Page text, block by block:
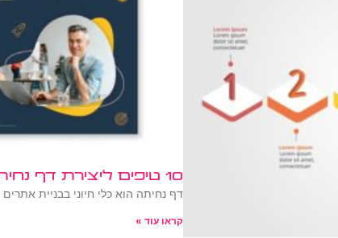
10 טיפים ליצירת דף נחיתה שממיר
דף נחיתה הוא כלי חיוני בבניית
קראו עוד »